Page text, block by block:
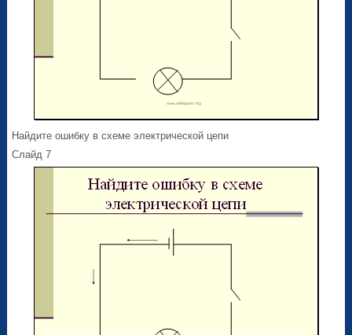
Найдите ошибку в схеме электрической цепи
Слайд 7